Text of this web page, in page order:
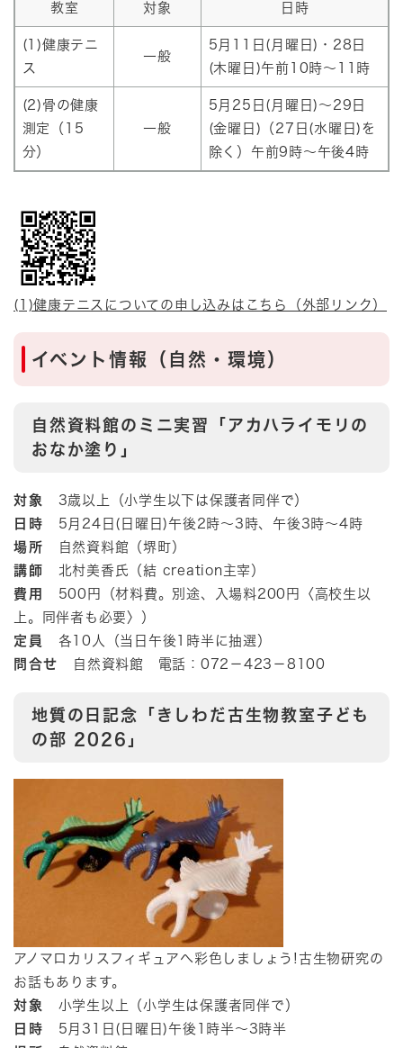
教室 対象 日時
(1)健康テニ
ス
一般
5月11日(月曜日)・28日
(木曜日)午前10時～11時
(2)骨の健康
測定（15
分）
一般
5月25日(月曜日)～29日
(金曜日)（27日(水曜日)を
除く）午前9時～午後4時
(1)健康テニスについての申し込みはこちら（外部リンク）
​イベント情報（自然・環境）
自然資料館のミニ実習「アカハライモリの
おなか塗り」
対象 3歳以上（小学生以下は保護者同伴で）
日時 5月24日(日曜日)午後2時～3時、午後3時～4時
場所
自然資料館（堺町）
講師 北村美香氏（結 creation主宰）
費用 500円（材料費。別途、入場料200円〈高校生以
上。同伴者も必要〉）
定員 各10人（当日午後1時半に抽選）
問合せ
自然資料館 電話：072－423－8100
地質の日記念「きしわだ古生物教室子ども
の部 2026」
​アノマロカリスフィギュアへ彩色しましょう!古生物研究の
お話もあります。
対象 小学生以上（小学生は保護者同伴で）
日時 5月31日(日曜日)午後1時半～3時半